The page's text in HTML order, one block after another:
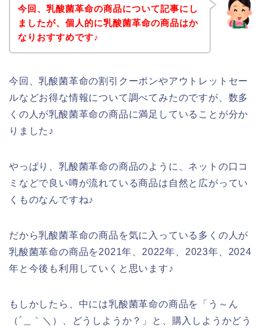
今回、乳酸菌革命の商品について記事にし
ましたが、個人的に乳酸菌革命の商品はか
なりおすすめです♪
今回、乳酸菌革命の割引クーポンやアウトレットセー
ルなどお得な情報について調べてみたのですが、数多
くの人が乳酸菌革命の商品に満足していることが分か
りました♪
やっぱり、乳酸菌革命の商品のように、ネットの口コ
ミなどで良い噂が流れている商品は自然と広がってい
くものなんですね♪
だから乳酸菌革命の商品を気に入っている多くの人が
乳酸菌革命の商品を2021年、2022年、2023年、2024
年と今後も利用していくと思います♪
もしかしたら、中には乳酸菌革命の商品を「う～ん
（´＿｀＼）、どうしようか？」と、購入しようかどう